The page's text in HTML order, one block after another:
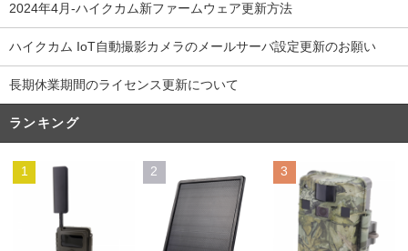
2024年4月-ハイクカム新ファームウェア更新方法
ハイクカム IoT自動撮影カメラのメールサーバ設定更新のお願い
長期休業期間のライセンス更新について
ランキング
1 2 3